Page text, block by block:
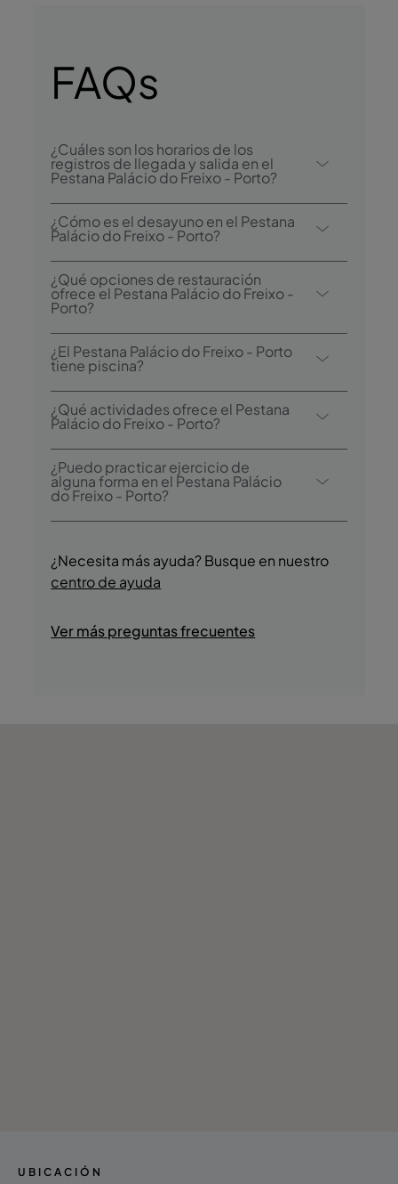
FAQs
¿Cuáles son los horarios de los
registros de llegada y salida en el
Pestana Palácio do Freixo - Porto?
El registro de llegada en el Pestana Palácio
do Freixo - Porto comienza a las 15:00, y el
registro de salida es hasta las 12:00.
¿Cómo es el desayuno en el Pestana
Palácio do Freixo - Porto?
Entre las opciones de desayuno se
encuentra el bufé.
¿Qué opciones de restauración
ofrece el Pestana Palácio do Freixo -
Porto?
El Pestana Palácio do Freixo - Porto dispone
de dos restaurantes: Palatium y Nasoni Bar.
El hotel también cuenta con un bar:
Promenade Pool & Dining Lounge.
¿El Pestana Palácio do Freixo - Porto
tiene piscina?
Sí, este hotel tiene una piscina exterior y una
piscina interior.
¿Qué actividades ofrece el Pestana
Palácio do Freixo - Porto?
El Pestana Palácio do Freixo - Porto ofrece
las siguientes actividades/servicios
(algunos tienen un coste adicional):
- Piscina exterior
- Spa
- Sauna
- Gimnasio
¿Puedo practicar ejercicio de
alguna forma en el Pestana Palácio
do Freixo - Porto?
durante su estancia.
¿Necesita más ayuda? Busque en nuestro
centro de ayuda
Ver más preguntas frecuentes
UBICACIÓN